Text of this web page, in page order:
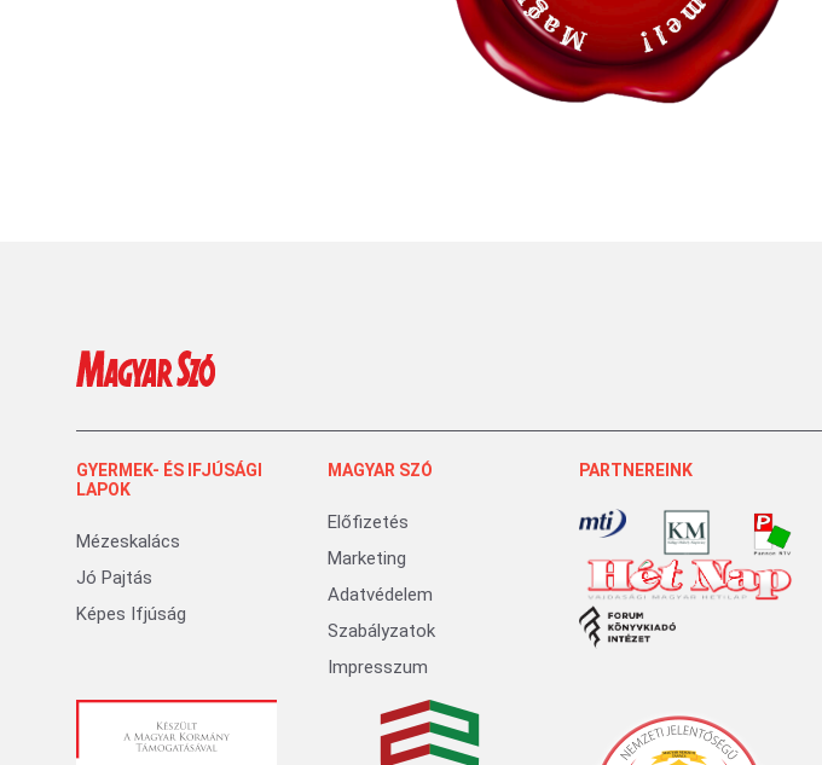
GYERMEK- ÉS IFJÚSÁGI
LAPOK
Mézeskalács
Jó Pajtás
Képes Ifjúság
MAGYAR SZÓ
Előfizetés
Marketing
Adatvédelem
Szabályzatok
Impresszum
PARTNEREINK